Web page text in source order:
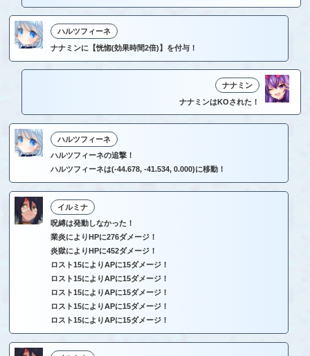
ハルツフィーネ
ナナミンに【恍惚(効果時間2倍)】を付与！
ナナミン
ナナミンはKOされた！
ハルツフィーネ
ハルツフィーネの追撃！
ハルツフィーネは(-44.678, -41.534, 0.000)に移動！
イルミナ
呪縛は発動しなかった！
業炎によりHPに276ダメージ！
炎獄によりHPに452ダメージ！
ロスト15によりAPに15ダメージ！
ロスト15によりAPに15ダメージ！
ロスト15によりAPに15ダメージ！
ロスト15によりAPに15ダメージ！
ロスト15によりAPに15ダメージ！